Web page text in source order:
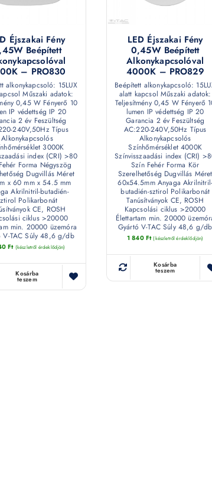
Éjszakai Fény
Beépített
– PRO830
alkonykapcsoló: 15LUX
Műszaki adatok:
0,45 W Fényerő 10
IP védettség IP 20
2 év Feszültség
240V,50Hz Típus
Alkonykapcsolós
3000K
index (CRI) >80
Forma Négyszög
Dugvillás Méret
x 60 mm x 54.5 mm
Akrilnitril-butadién-
Polikarbonát
CE, ROSH
ciklus >20000
min. 20000 üzemóra
V-TAC Súly 48,6 g/db
Ft (készletről érdeklődjön)
Kosárba
teszem
LED Éjszakai Fény
0,45W Beépített
Alkonykapcsolóval
4000K – PRO829
Beépített alkonykapcsoló:
alatt kapcsol Műszaki adatok:
Teljesítmény 0,45 W Fényerő
lumen IP védettség IP 20
Garancia 2 év Feszültség
AC:220-240V,50Hz Típus
Alkonykapcsolós
Színhőmérséklet 4000K
Színvisszaadási index (CRI)
Szín Fehér Forma Kör
Szerelhetőség Dugvillás Méret
60x54.5mm Anyaga Akrilnitril-
butadién-sztirol Polikarbonát
Tanúsítványok CE, ROSH
Kapcsolási ciklus >20000
Élettartam min. 20000
Gyártó V-TAC Súly 48,6 g/db
1 840 Ft (készletről érdeklődjön)
Kosárba
teszem